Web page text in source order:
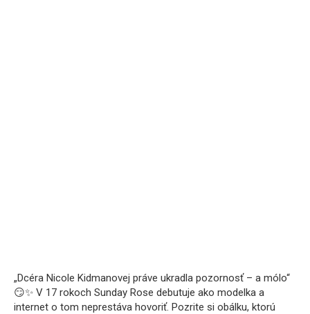
„Dcéra Nicole Kidmanovej práve ukradla pozornosť – a mólo“
😏✨ V 17 rokoch Sunday Rose debutuje ako modelka a
internet o tom neprestáva hovoriť. Pozrite si obálku, ktorú